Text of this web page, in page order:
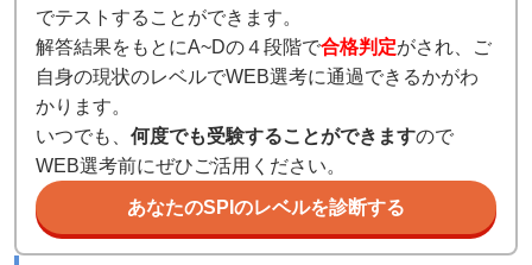
でテストすることができます。
解答結果をもとにA~Dの４段階で合格判定がされ、ご
自身の現状のレベルでWEB選考に通過できるかがわ
かります。
いつでも、 何度でも受験することができますので
WEB選考前にぜひご活用ください。
あなたのSPIのレベルを診断する